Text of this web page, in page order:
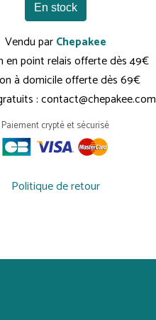
En stock
Vendu parChepakee
en point relais offerte dès 49€
à domicile offerte dès 69€
: contact@chepakee.com
Paiement crypté et sécurisé
Politique de retour